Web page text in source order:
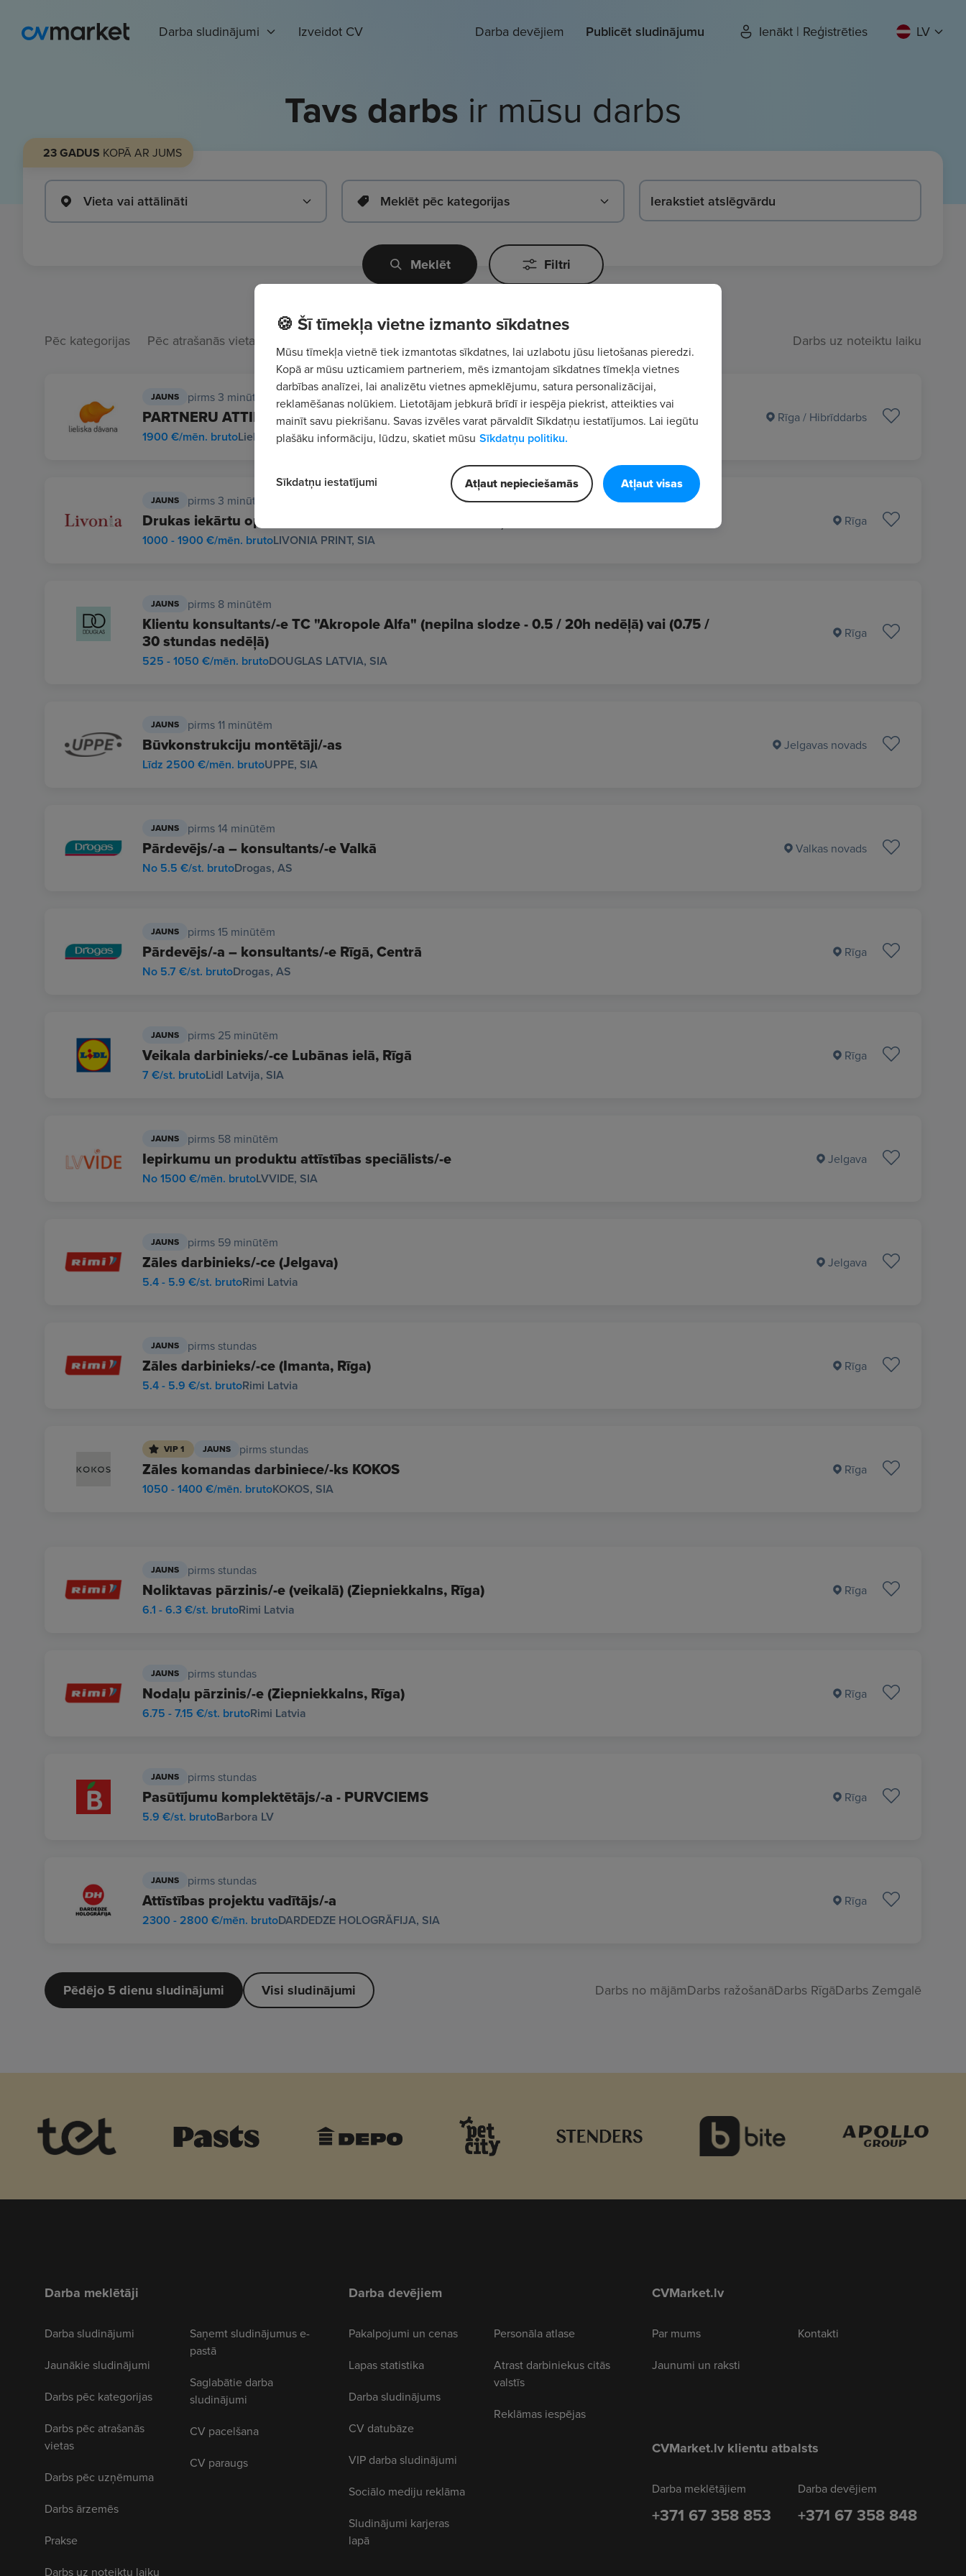
Darba sludinājumi Izveidot CV Darba devējiem Publicēt sludinājumu Ienākt | Reģistrēties LV
Tavs darbs ir mūsu darbs
23 GADUS KOPĀ AR JUMS
Vieta vai attālināti Meklēt pēc kategorijas
Meklēt Filtri
Pēc kategorijas Pēc atrašanās vietas Darbs uz noteiktu laiku
JAUNS pirms 3 minūtēm
PARTNERU ATTIECĪBU VADĪTĀJS/-A
Lieliska dāvana, SIA
1900 €/mēn. bruto
Rīga / Hibrīddarbs
JAUNS pirms 3 minūtēm
Drukas iekārtu operators/-e (digitālās ražošanas nodaļā)
LIVONIA PRINT, SIA
1000 - 1900 €/mēn. bruto
Rīga
JAUNS pirms 8 minūtēm
Klientu konsultants/-e TC "Akropole Alfa" (nepilna slodze - 0.5 / 20h nedēļā) vai (0.75 /
30 stundas nedēļā)
DOUGLAS LATVIA, SIA
525 - 1050 €/mēn. bruto
Rīga
JAUNS pirms 11 minūtēm
Būvkonstrukciju montētāji/-as
UPPE, SIA
Līdz 2500 €/mēn. bruto
Jelgavas novads
JAUNS pirms 14 minūtēm
Pārdevējs/-a – konsultants/-e Valkā
Drogas, AS
No 5.5 €/st. bruto
Valkas novads
JAUNS pirms 15 minūtēm
Pārdevējs/-a – konsultants/-e Rīgā, Centrā
Drogas, AS
No 5.7 €/st. bruto
Rīga
JAUNS pirms 25 minūtēm
Veikala darbinieks/-ce Lubānas ielā, Rīgā
Lidl Latvija, SIA
7 €/st. bruto
Rīga
JAUNS pirms 58 minūtēm
Iepirkumu un produktu attīstības speciālists/-e
LVVIDE, SIA
No 1500 €/mēn. bruto
Jelgava
JAUNS pirms 59 minūtēm
Zāles darbinieks/-ce (Jelgava)
Rimi Latvia
5.4 - 5.9 €/st. bruto
Jelgava
JAUNS pirms stundas
Zāles darbinieks/-ce (Imanta, Rīga)
Rimi Latvia
5.4 - 5.9 €/st. bruto
Rīga
VIP 1 JAUNS pirms stundas
Zāles komandas darbiniece/-ks KOKOS
KOKOS, SIA
1050 - 1400 €/mēn. bruto
Rīga
JAUNS pirms stundas
Noliktavas pārzinis/-e (veikalā) (Ziepniekkalns, Rīga)
Rimi Latvia
6.1 - 6.3 €/st. bruto
Rīga
JAUNS pirms stundas
Nodaļu pārzinis/-e (Ziepniekkalns, Rīga)
Rimi Latvia
6.75 - 7.15 €/st. bruto
Rīga
JAUNS pirms stundas
Pasūtījumu komplektētājs/-a - PURVCIEMS
Barbora LV
5.9 €/st. bruto
Rīga
JAUNS pirms stundas
Attīstības projektu vadītājs/-a
DARDEDZE HOLOGRĀFIJA, SIA
2300 - 2800 €/mēn. bruto
Rīga
Pēdējo 5 dienu sludinājumi Visi sludinājumi Darbs no mājāmDarbs ražošanāDarbs RīgāDarbs Zemgalē
Darba meklētāji
Darba sludinājumi
Jaunākie sludinājumi
Darbs pēc kategorijas
Darbs pēc atrašanās
vietas
Darbs pēc uzņēmuma
Darbs ārzemēs
Prakse
Darbs uz noteiktu laiku
Saņemt sludinājumus e-
pastā
Saglabātie darba
sludinājumi
CV pacelšana
CV paraugs
Darba devējiem
Pakalpojumi un cenas
Lapas statistika
Darba sludinājums
CV datubāze
VIP darba sludinājumi
Sociālo mediju reklāma
Sludinājumi karjeras
lapā
Personāla atlase
Atrast darbiniekus citās
valstīs
Reklāmas iespējas
CVMarket.lv
Par mums
Jaunumi un raksti
Kontakti
CVMarket.lv klientu atbalsts
Darba meklētājiem
+371 67 358 853
Darba devējiem
+371 67 358 848
🍪 Šī tīmekļa vietne izmanto sīkdatnes
Mūsu tīmekļa vietnē tiek izmantotas sīkdatnes, lai uzlabotu jūsu lietošanas pieredzi.
Kopā ar mūsu uzticamiem partneriem, mēs izmantojam sīkdatnes tīmekļa vietnes
darbības analīzei, lai analizētu vietnes apmeklējumu, satura personalizācijai,
reklamēšanas nolūkiem. Lietotājam jebkurā brīdī ir iespēja piekrist, atteikties vai
mainīt savu piekrišanu. Savas izvēles varat pārvaldīt Sīkdatņu iestatījumos. Lai iegūtu
plašāku informāciju, lūdzu, skatiet mūsu Sīkdatņu politiku.
Sīkdatņu iestatījumi Atļaut nepieciešamās Atļaut visas